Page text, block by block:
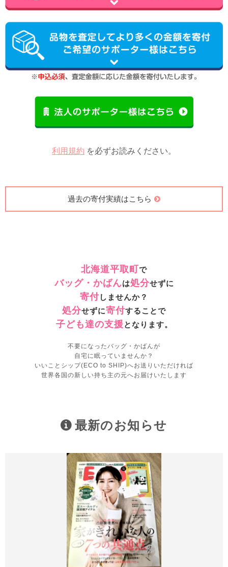
利用規約 を必ずお読みください。
過去の寄付実績はこちら
北海道平取町 で
バッグ・かばんは処分せずに
寄付しませんか？
処分せずに寄付することで
子ども達の支援 となります。
不要になったバッグ・かばんが
自宅に眠っていませんか？
いいことシップ(ECO to SHIP)へお送りいただければ
世界各国の新しい持ち主の元へお届けいたします
最新のお知らせ